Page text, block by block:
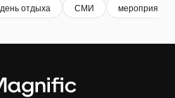
день отдыха СМИ мероприятие